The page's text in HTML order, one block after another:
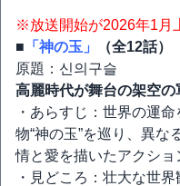
※放送開始が2026年1月
■ 「神の玉」
（全12話）
原題：신의구슬
高麗時代が舞台の架空の
・あらすじ：世界の運
物“神の玉”を巡り、異
情と愛を描いたアクショ
・見どころ：壮大な世